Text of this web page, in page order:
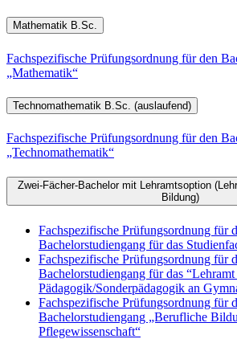
Mathematik B.Sc.
Fachspezifische Prüfungsordnung für den
„Mathematik“
Technomathematik B.Sc. (auslaufend)
Fachspezifische Prüfungsordnung für den
„Technomathematik“
Zwei-Fächer-Bachelor mit Lehramtsoption
Bildung)
Fachspezifische Prüfungsordnung für
Bachelorstudiengang für das
Fachspezifische Prüfungsordnung für
Bachelorstudiengang für das
Pädagogik/Sonderpädagogik an
Fachspezifische Prüfungsordnung für
Bachelorstudiengang „Berufliche
Pflegewissenschaft“